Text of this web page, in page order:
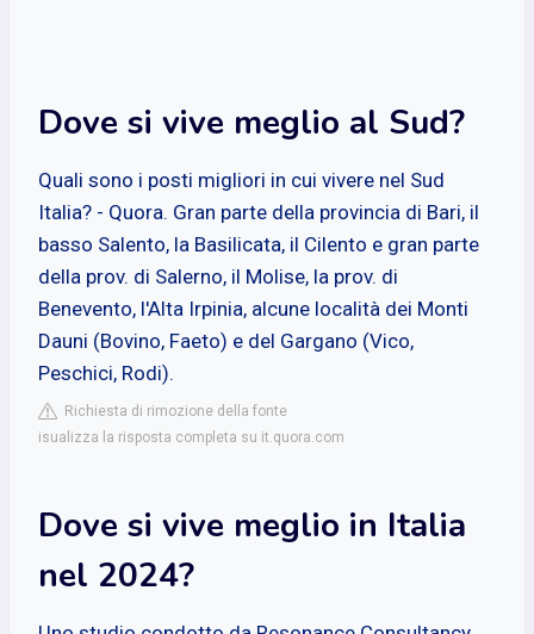
Dove si vive meglio al Sud?
Quali sono i posti migliori in cui vivere nel Sud
Italia? - Quora. Gran parte della provincia di Bari, il
basso Salento, la Basilicata, il Cilento e gran parte
della prov. di Salerno, il Molise, la prov. di
Benevento, l'Alta Irpinia, alcune località dei Monti
Dauni (Bovino, Faeto) e del Gargano (Vico,
Peschici, Rodi).
Richiesta di rimozione della fonte
isualizza la risposta completa su it.quora.com
Dove si vive meglio in Italia
nel 2024?